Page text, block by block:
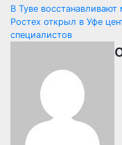
по
записям
В Туве
Ростех открыл в Уфе
специалистов